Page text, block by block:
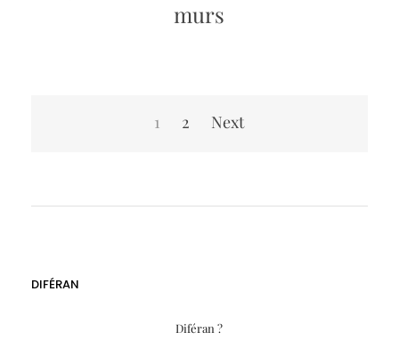
murs
1 2 Next
DIFÉRAN
Diféran ?